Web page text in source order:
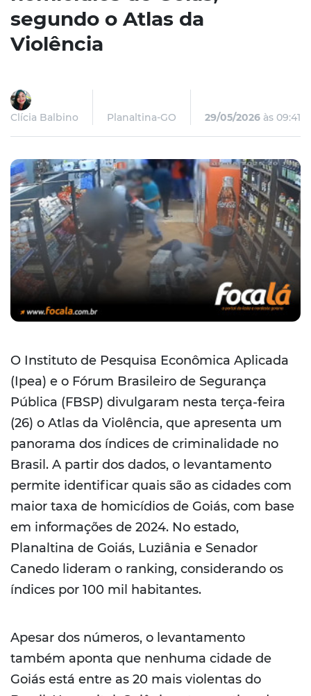
segundo o Atlas da
Violência
Clícia Balbino Planaltina-GO 29/05/2026 às 09:41
O Instituto de Pesquisa Econômica Aplicada
(Ipea) e o Fórum Brasileiro de Segurança
Pública (FBSP) divulgaram nesta terça-feira
(26) o Atlas da Violência, que apresenta um
panorama dos índices de criminalidade no
Brasil. A partir dos dados, o levantamento
permite identificar quais são as cidades com
maior taxa de homicídios de Goiás, com base
em informações de 2024. No estado,
Planaltina de Goiás, Luziânia e Senador
Canedo lideram o ranking, considerando os
índices por 100 mil habitantes.
Apesar dos números, o levantamento
também aponta que nenhuma cidade de
Goiás está entre as 20 mais violentas do